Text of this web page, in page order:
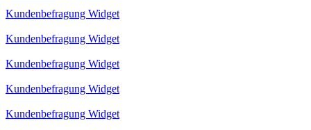
Kundenbefragung Widget
Kundenbefragung Widget
Kundenbefragung Widget
Kundenbefragung Widget
Kundenbefragung Widget